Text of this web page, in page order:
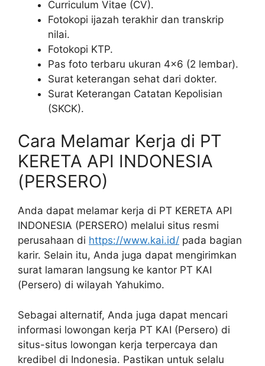
Curriculum Vitae (CV).
Fotokopi ijazah terakhir dan transkrip
nilai.
Fotokopi KTP.
Pas foto terbaru ukuran 4×6 (2 lembar).
Surat keterangan sehat dari dokter.
Surat Keterangan Catatan Kepolisian
(SKCK).
Cara Melamar Kerja di PT
KERETA API INDONESIA
(PERSERO)
Anda dapat melamar kerja di PT KERETA API
INDONESIA (PERSERO) melalui situs resmi
perusahaan di https://www.kai.id/ pada bagian
karir. Selain itu, Anda juga dapat mengirimkan
surat lamaran langsung ke kantor PT KAI
(Persero) di wilayah Yahukimo.
Sebagai alternatif, Anda juga dapat mencari
informasi lowongan kerja PT KAI (Persero) di
situs-situs lowongan kerja terpercaya dan
kredibel di Indonesia. Pastikan untuk selalu